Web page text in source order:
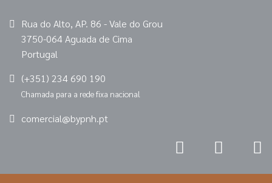
Rua do Alto, AP. 86 - Vale do Grou
3750-064 Aguada de Cima
Portugal
(+351) 234 690 190
Chamada para a rede fixa nacional
comercial@bypnh.pt